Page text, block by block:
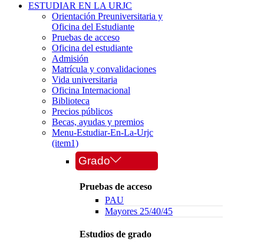
ESTUDIAR EN LA URJC
Orientación Preuniversitaria y
Oficina del Estudiante
Pruebas de acceso
Oficina del estudiante
Admisión
Matrícula y convalidaciones
Vida universitaria
Oficina Internacional
Biblioteca
Precios públicos
Becas, ayudas y premios
Menu-Estudiar-En-La-Urjc
(item1)
Grado
Pruebas de acceso
PAU
Mayores 25/40/45
Estudios de grado